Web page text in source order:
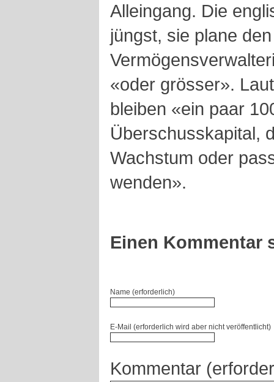
Alleingang. Die
jüngst, sie plane
«oder grösser».
bleiben «ein paar
Überschusskapital,
Wachstum oder
wenden».
Einen Kommentar
Name (erforderlich)
E-Mail (erforderlich wird aber nicht veröffentlicht)
Kommentar